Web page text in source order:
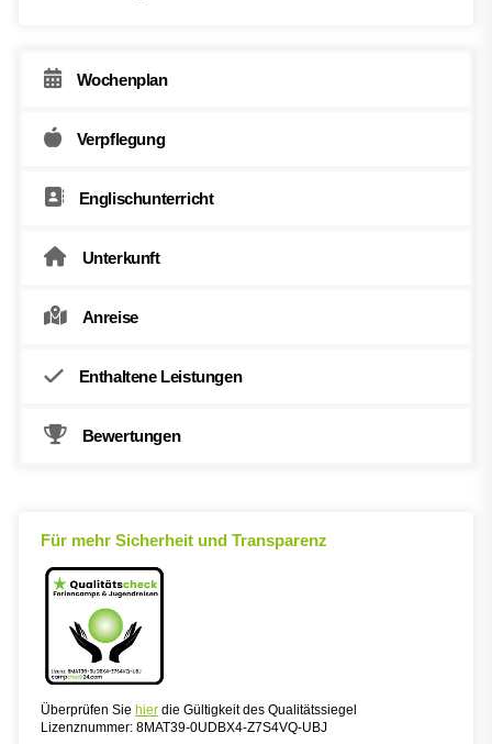
Wochenplan
Verpflegung
Englischunterricht
Unterkunft
Anreise
Enthaltene Leistungen
Bewertungen
Für mehr Sicherheit und Transparenz
Überprüfen Sie hier die Gültigkeit des Qualitätssiegel
Lizenznummer: 8MAT39-0UDBX4-Z7S4VQ-UBJ